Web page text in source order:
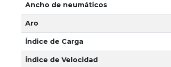
Ancho de neumáticos
Aro
Índice de Carga
Índice de Velocidad